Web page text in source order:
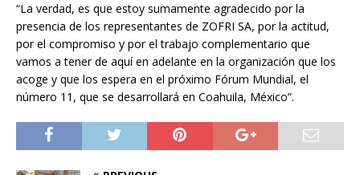
“La verdad, es que estoy sumamente agradecido por la
presencia de los representantes de ZOFRI SA, por la actitud,
por el compromiso y por el trabajo complementario que
vamos a tener de aquí en adelante en la organización que los
acoge y que los espera en el próximo Fórum Mundial, el
número 11, que se desarrollará en Coahuila, México”.